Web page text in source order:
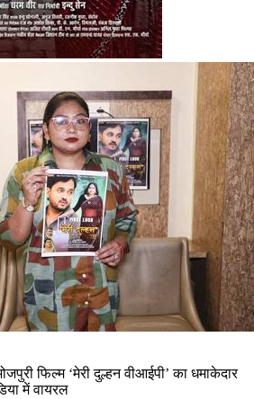
फिल्म ‘मेरी दुल्हन वीआईपी’ का धमाकेदार
में वायरल